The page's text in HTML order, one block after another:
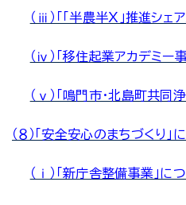
（ⅲ）「「半農半Ｘ」推進シ
（ⅳ）「移住起業アカデミー
（ⅴ）「鳴門市・北島町共同
（８）「安全安心のまちづくり」
（ⅰ）「新庁舎整備事業」に